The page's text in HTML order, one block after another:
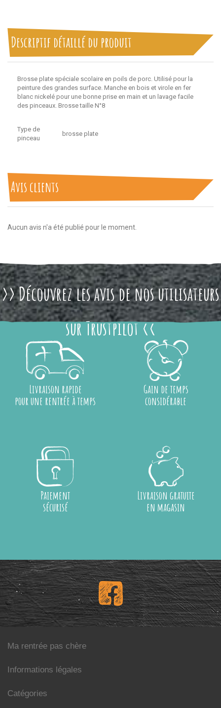
Descriptif détaillé du produit
Brosse plate spéciale scolaire en poils de porc. Utilisé pour la
peinture des grandes surface. Manche en bois et virole en fer
blanc nickelé pour une bonne prise en main et un lavage facile
des pinceaux. Brosse taille N°8
Type de
pinceau
brosse plate
Avis clients
Aucun avis n'a été publié pour le moment.
>> Découvrez les avis de nos utilisateurs
sur Trustpilot <<
Livraison rapide
pour une rentrée à temps
Gain de temps
considérable
Paiement
sécurisé
Livraison gratuite
en magasin
Ma rentrée pas chère
Informations légales
Catégories